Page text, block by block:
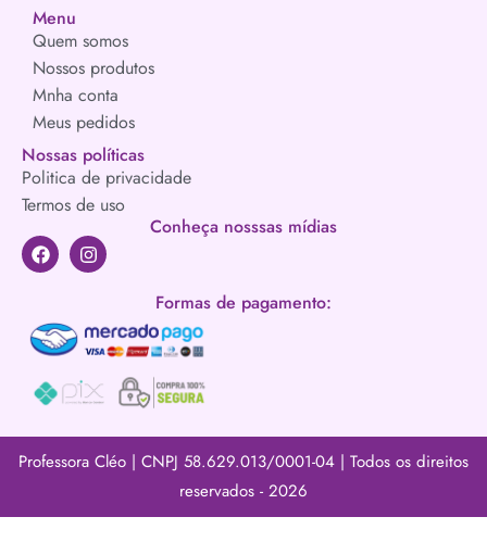
Menu
Quem somos
Nossos produtos
Mnha conta
Meus pedidos
Nossas políticas
Politica de privacidade
Termos de uso
Conheça nosssas mídias
Formas de pagamento:
Professora Cléo | CNPJ 58.629.013/0001-04 | Todos os direitos
reservados - 2026​